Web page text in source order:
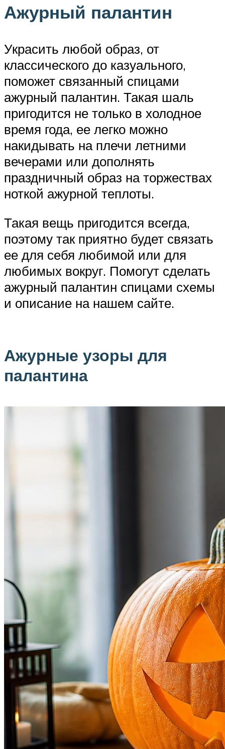
Ажурный палантин
Украсить любой образ, от
классического до казуального,
поможет связанный спицами
ажурный палантин. Такая шаль
пригодится не только в холодное
время года, ее легко можно
накидывать на плечи летними
вечерами или дополнять
праздничный образ на торжествах
ноткой ажурной теплоты.
Такая вещь пригодится всегда,
поэтому так приятно будет связать
ее для себя любимой или для
любимых вокруг. Помогут сделать
ажурный палантин спицами схемы
и описание на нашем сайте.
Ажурные узоры для
палантина